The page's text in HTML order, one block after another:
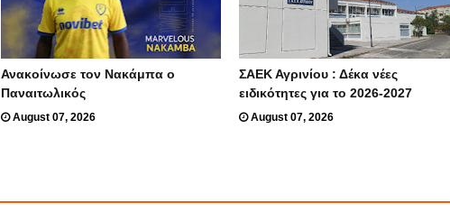
Ανακοίνωσε τον Νακάμπα ο
Παναιτωλικός
August 07, 2026
ΣΑΕΚ Αγρινίου : Δέκα νέες
ειδικότητες για το 2026-2027
August 07, 2026